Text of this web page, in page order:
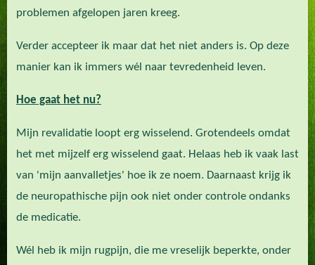
problemen afgelopen jaren kreeg.
Verder accepteer ik maar dat het niet anders is. Op deze
manier kan ik immers wél naar tevredenheid leven.
Hoe gaat het nu?
Mijn revalidatie loopt erg wisselend. Grotendeels omdat
het met mijzelf erg wisselend gaat. Helaas heb ik vaak last
van 'mijn aanvalletjes' hoe ik ze noem. Daarnaast krijg ik
de neuropathische pijn ook niet onder controle ondanks
de medicatie.
Wél heb ik mijn rugpijn, die me vreselijk beperkte, onder